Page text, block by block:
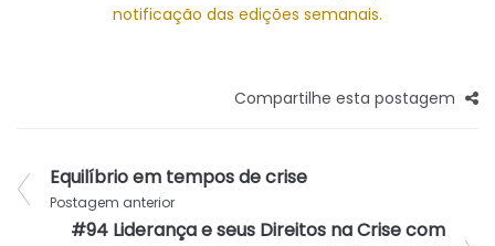
notificação das edições semanais.
Compartilhe esta postagem
Equilíbrio em tempos de crise
Postagem anterior
#94 Liderança e seus Direitos na Crise com